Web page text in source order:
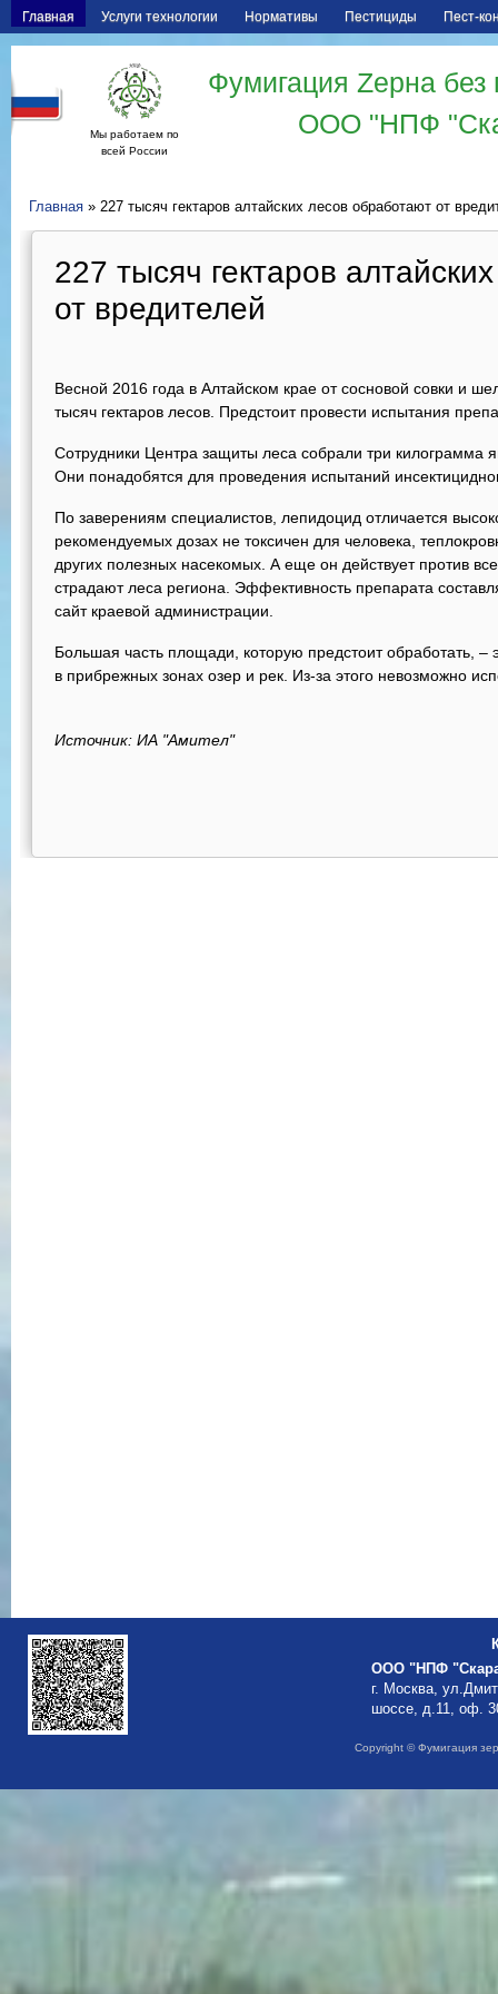
Главная Услуги технологии Нормативы Пестициды Пест-
Мы работаем по
всей России
Фумигация Zерна
ООО "НПФ
Главная » 227 тысяч гектаров алтайских лесов обработают от
227 тысяч гектаров
от вредителей
Весной 2016 года в Алтайском крае от сосновой совки и
тысяч гектаров лесов. Предстоит провести испытания
Сотрудники Центра защиты леса собрали три килограмма
Они понадобятся для проведения испытаний
По заверениям специалистов, лепидоцид отличается
рекомендуемых дозах не токсичен для человека,
других полезных насекомых. А еще он действует против
страдают леса региона. Эффективность препарата
сайт краевой администрации.
Большая часть площади, которую предстоит обработать, –
в прибрежных зонах озер и рек. Из-за этого невозможно
Источник: ИА "Амител"
ООО "НПФ
г. Москва,
шоссе, д.11, оф.
Copyright © Фумигация